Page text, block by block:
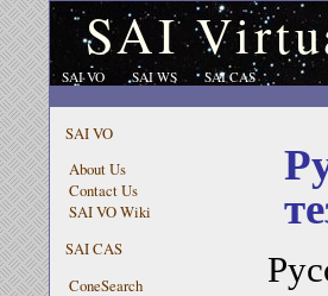
SAI
SAI VO SAI WS SAI CAS
SAI VO
About Us
Contact Us
SAI VO Wiki
SAI CAS
ConeSearch